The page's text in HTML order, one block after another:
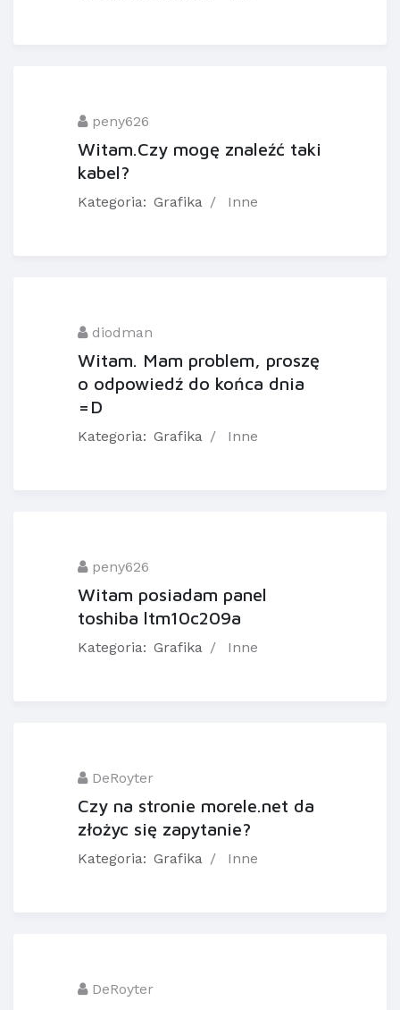
peny626
Witam.Czy mogę znaleźć taki
kabel?
Kategoria: Grafika Inne
diodman
Witam. Mam problem, proszę
o odpowiedź do końca dnia
=D
Kategoria: Grafika Inne
peny626
Witam posiadam panel
toshiba ltm10c209a
Kategoria: Grafika Inne
DeRoyter
Czy na stronie morele.net da
złożyc się zapytanie?
Kategoria: Grafika Inne
DeRoyter